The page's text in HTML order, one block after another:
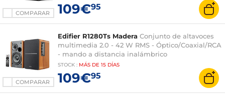
COMPARAR 109€95
COMPARAR
Edifier R1280Ts Madera Conjunto de altavoces
multimedia 2.0 - 42 W RMS - Óptico/Coaxial/RCA
- mando a distancia inalámbrico
STOCK : MÁS DE 15 DÍAS
109€95